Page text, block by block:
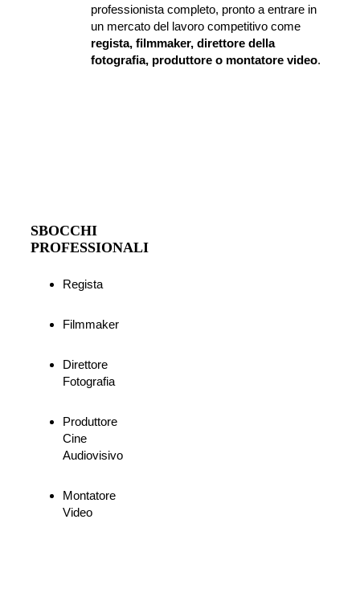
professionista completo, pronto a entrare in
un mercato del lavoro competitivo come
regista, filmmaker, direttore della
fotografia, produttore o montatore video.
SBOCCHI
PROFESSIONALI
Regista
Filmmaker
Direttore
Fotografia
Produttore
Cine
Audiovisivo
Montatore
Video